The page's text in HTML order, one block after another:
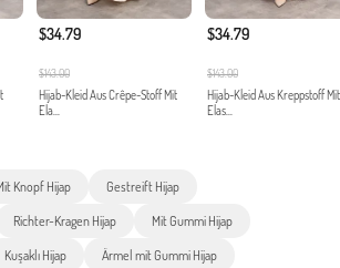
$34.79
$143.00
Hijab-Kleid Aus Crêpe-Stoff Mit
Ela...
$34.79
$143.00
Hijab-Kleid Aus Kreppstoff Mit
Elas...
Knopf Hijap Gestreift Hijap
Richter-Kragen Hijap Mit Gummi Hijap
Kuşaklı Hijap Ärmel mit Gummi Hijap